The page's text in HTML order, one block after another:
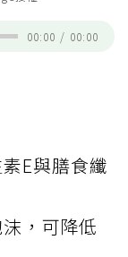
00:00 / 00:00
E與膳食纖
，可降低